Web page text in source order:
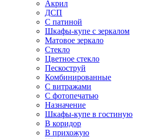
Акрил
ДСП
С патиной
Шкафы-купе с зеркалом
Матовое зеркало
Стекло
Цветное стекло
Пескоструй
Комбинированные
С витражами
С фотопечатью
Назначение
Шкафы-купе в гостиную
В коридор
В прихожую